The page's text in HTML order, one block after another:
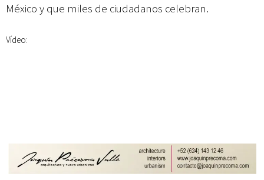
México y que miles de ciudadanos celebran.
Vídeo: